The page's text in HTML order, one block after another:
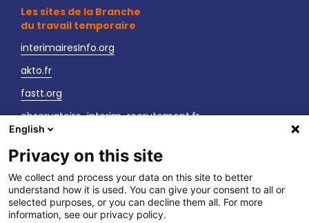
Les sites de la Branche
du travail temporaire
interimairesInfo.org
akto.fr
fastt.org
observatoire-interim-recrutement.fr
sante-securite-interim.fr
Nous contacter
LinkedIn
Vos interlocuteurs
English
Privacy on this site
We collect and process your data on this site to better
understand how it is used. You can give your consent to all or
selected purposes, or you can decline them all. For more
information, see our privacy policy.